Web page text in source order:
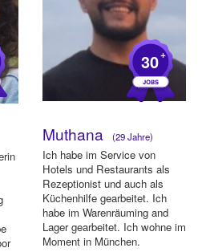
30+
Muthana (29 Jahre)
Ich habe im Service von
Hotels und Restaurants als
Rezeptionist und auch als
Küchenhilfe gearbeitet. Ich
habe im Warenräuming and
Lager gearbeitet. Ich wohne im
Moment in München.